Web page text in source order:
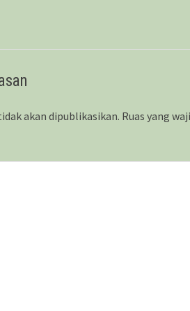
akan dipublikasikan. Ruas yang